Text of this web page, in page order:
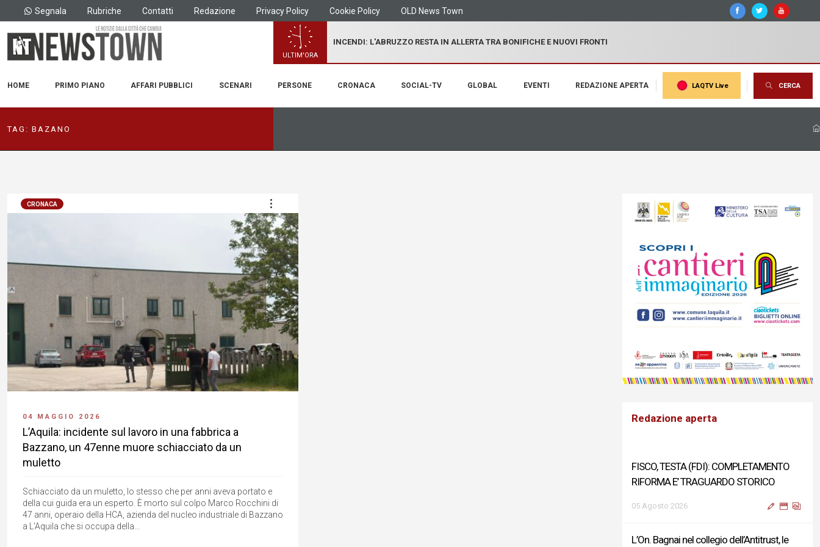
Segnala Rubriche Contatti Redazione Privacy Policy Cookie Policy OLD News Town
ULTIM'ORA
INCENDI: L'ABRUZZO RESTA IN ALLERTA TRA BONIFICHE E NUOVI FRONTI
HOME PRIMO PIANO AFFARI PUBBLICI SCENARI PERSONE CRONACA SOCIAL-TV GLOBAL EVENTI REDAZIONE APERTA LAQTV Live CERCA
TAG: BAZANO
CRONACA
04 MAGGIO 2026
L’Aquila: incidente sul lavoro in una fabbrica a
Bazzano, un 47enne muore schiacciato da un
muletto
Schiacciato da un muletto, lo stesso che per anni aveva portato e
della cui guida era un esperto. È morto sul colpo Marco Rocchini di
47 anni, operaio della HCA, azienda del nucleo industriale di Bazzano
a L'Aquila che si occupa della...
Redazione aperta
FISCO, TESTA (FDI): COMPLETAMENTO
RIFORMA E’ TRAGUARDO STORICO
05 Agosto 2026
L’On. Bagnai nel collegio dell’Antitrust, le